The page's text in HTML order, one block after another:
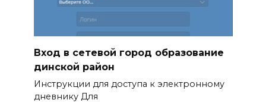
Вход в сетевой город образование
динской район
Инструкции для доступа к электронному
дневнику Для